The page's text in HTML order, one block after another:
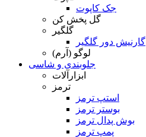
جک کاپوت
گل پخش کن
گلگیر
گارنیش دور گلگیر
لوگو (آرم)
جلوبندی و شاسی
ابزارآلات
ترمز
استپ ترمز
بوستر ترمز
بوش پدال ترمز
پمپ ترمز